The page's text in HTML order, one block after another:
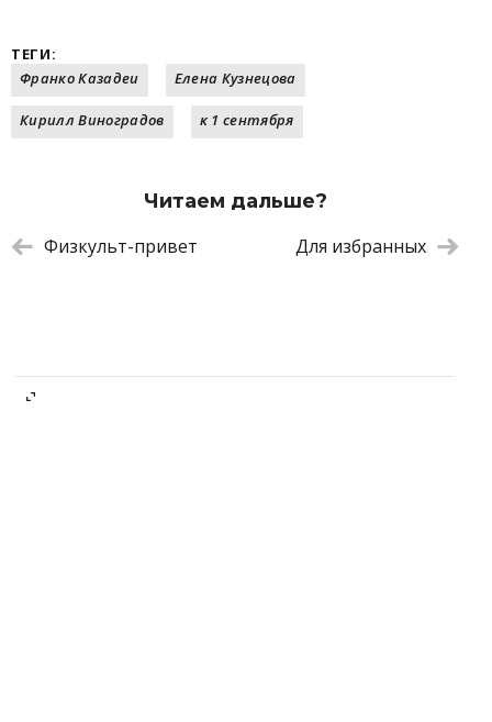
ТЕГИ:
Франко Казадеи
Елена Кузнецова
Кирилл Виноградов к 1 сентября
Читаем дальше?
Физкульт-привет
Для избранных